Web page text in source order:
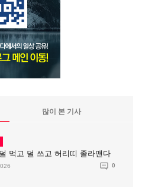
많이 본 기사
먹고 덜 쓰고 허리띠 졸라맨다
0